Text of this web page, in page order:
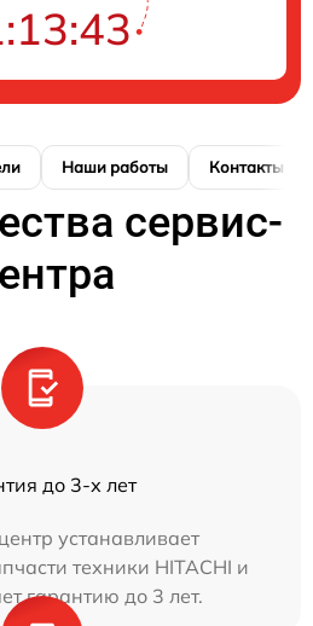
Наши работы Контакты
сервис-
до 3-х лет
устанавливает
техники HITACHI и
гарантию до 3 лет.